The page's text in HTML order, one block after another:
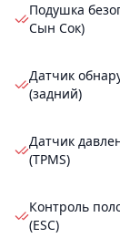
Подушка
Сын Сок)
Датчик
(задний)
Датчик
(TPMS)
Контроль
(ESC)